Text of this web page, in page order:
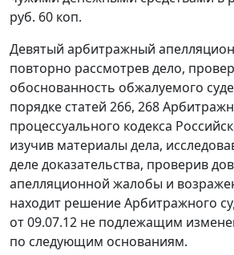
руб. 60 коп.
Девятый арбитражный
повторно рассмотрев дело,
обоснованность обжалуемого
порядке статей 266, 268
процессуального кодекса
изучив материалы дела,
деле доказательства, проверив
апелляционной жалобы и
находит решение Арбитражного
от 09.07.12 не подлежащим
по следующим основаниям.